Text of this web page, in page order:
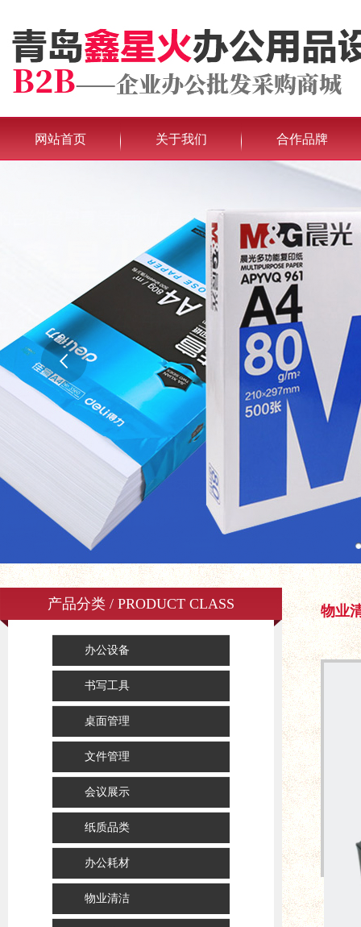
网站首页 关于我们 合作品牌
产品分类 / PRODUCT CLASS
办公设备
书写工具
桌面管理
文件管理
会议展示
纸质品类
办公耗材
物业清洁
物业